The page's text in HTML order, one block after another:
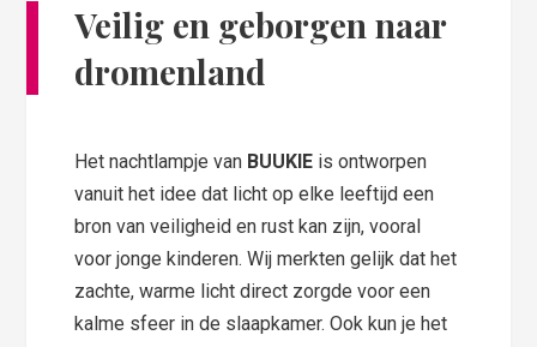
Veilig en geborgen naar
dromenland
Het nachtlampje van BUUKIE is ontworpen
vanuit het idee dat licht op elke leeftijd een
bron van veiligheid en rust kan zijn, vooral
voor jonge kinderen. Wij merkten gelijk dat het
zachte, warme licht direct zorgde voor een
kalme sfeer in de slaapkamer. Ook kun je het